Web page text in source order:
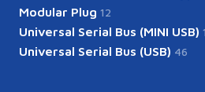
Modular Plug 12
Universal Serial Bus (MINI USB)
Universal Serial Bus (USB) 46